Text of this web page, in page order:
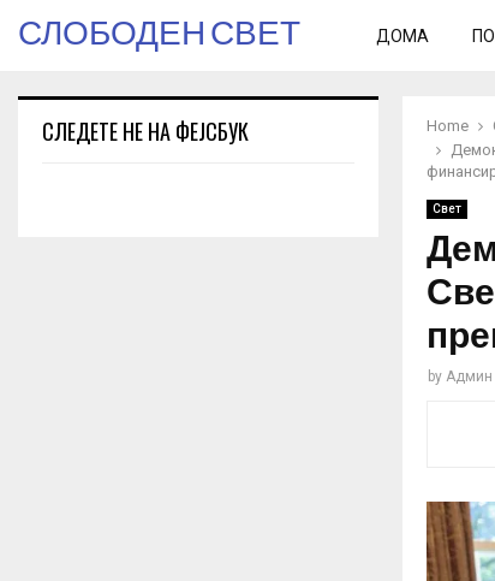
СЛОБОДЕН СВЕТ ДОМА
Home
Свет
by Админ
СЛЕДЕТЕ НЕ НА ФЕЈСБУК